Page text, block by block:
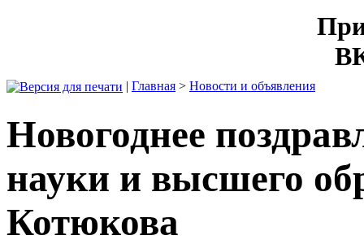
| Главная > Новости и объявления
Новогоднее
науки и высшего
Котюкова